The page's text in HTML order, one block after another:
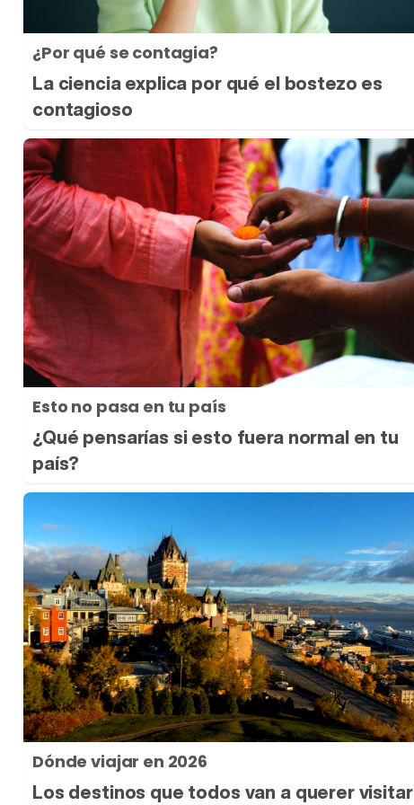
¿Por qué se contagia?
La ciencia explica por qué el bostezo es
contagioso
Esto no pasa en tu país
¿Qué pensarías si esto fuera normal en tu
país?
Dónde viajar en 2026
Los destinos que todos van a querer visitar